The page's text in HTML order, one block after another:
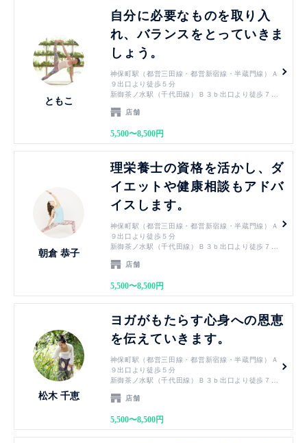
ともこ
自分に必要なものを取り入
れ、バランスをとっていきま
しょう。
神保町駅（都営三田線・都営新宿線・半蔵門線）Ａ
９出口より徒歩５分
新御茶ノ水駅（千代田線）Ｂ３ｂ出口より徒歩７分
淡路町駅（丸ノ内線）Ｂ３ｂ出口より徒歩７分
から徒歩１０分
店舗
5,500〜8,500円
朝倉 恭子
理栄養士の資格を活かし、ダ
イエットや健康相談もアドバ
イスします。
神保町駅（都営三田線・都営新宿線・半蔵門線）Ａ
９出口より徒歩５分
新御茶ノ水駅（千代田線）Ｂ３ｂ出口より徒歩７分
淡路町駅（丸ノ内線）Ｂ３ｂ出口より徒歩７分
から徒歩１０分
店舗
5,500〜8,500円
松木 千恵
ヨガがもたらす心身への恩恵
を伝えていきます。
神保町駅（都営三田線・都営新宿線・半蔵門線）Ａ
９出口より徒歩５分
新御茶ノ水駅（千代田線）Ｂ３ｂ出口より徒歩７分
淡路町駅（丸ノ内線）Ｂ３ｂ出口より徒歩７分
から徒歩１０分
店舗
5,500〜8,500円